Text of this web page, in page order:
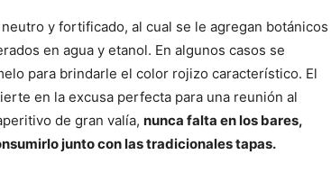
y fortificado, al cual se le agregan botánicos
en agua y etanol. En algunos casos se
para brindarle el color rojizo característico. El
en la excusa perfecta para una reunión al
de gran valía, nunca falta en los bares,
junto con las tradicionales tapas.